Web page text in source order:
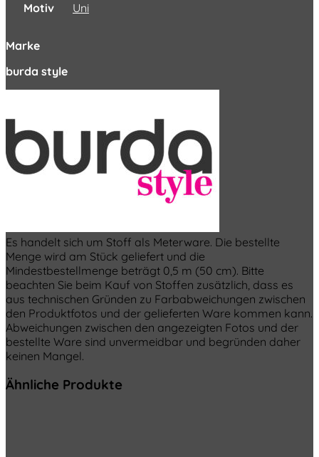
Motiv Uni
Marke
burda style
Es handelt sich um Stoff als Meterware. Die bestellte
Menge wird am Stück geliefert und die
Mindestbestellmenge beträgt 0,5 m (50 cm). Bitte
beachten Sie beim Kauf von Stoffen zusätzlich, dass es
aus technischen Gründen zu Farbabweichungen zwischen
den Produktfotos und der gelieferten Ware kommen kann.
Abweichungen zwischen den angezeigten Fotos und der
bestellte Ware sind unvermeidbar und begründen daher
keinen Mangel.
Ähnliche Produkte